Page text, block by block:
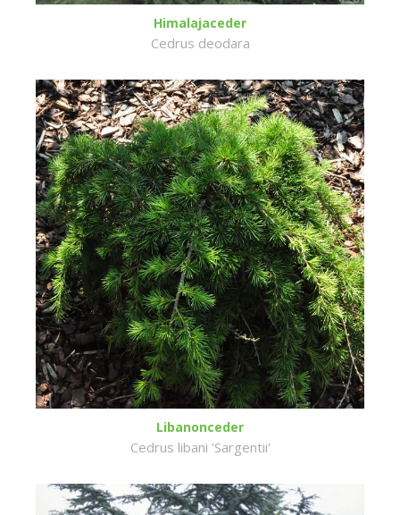
Himalajaceder
Cedrus deodara
Libanonceder
Cedrus libani 'Sargentii'